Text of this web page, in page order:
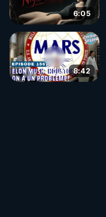
6:05
8:42